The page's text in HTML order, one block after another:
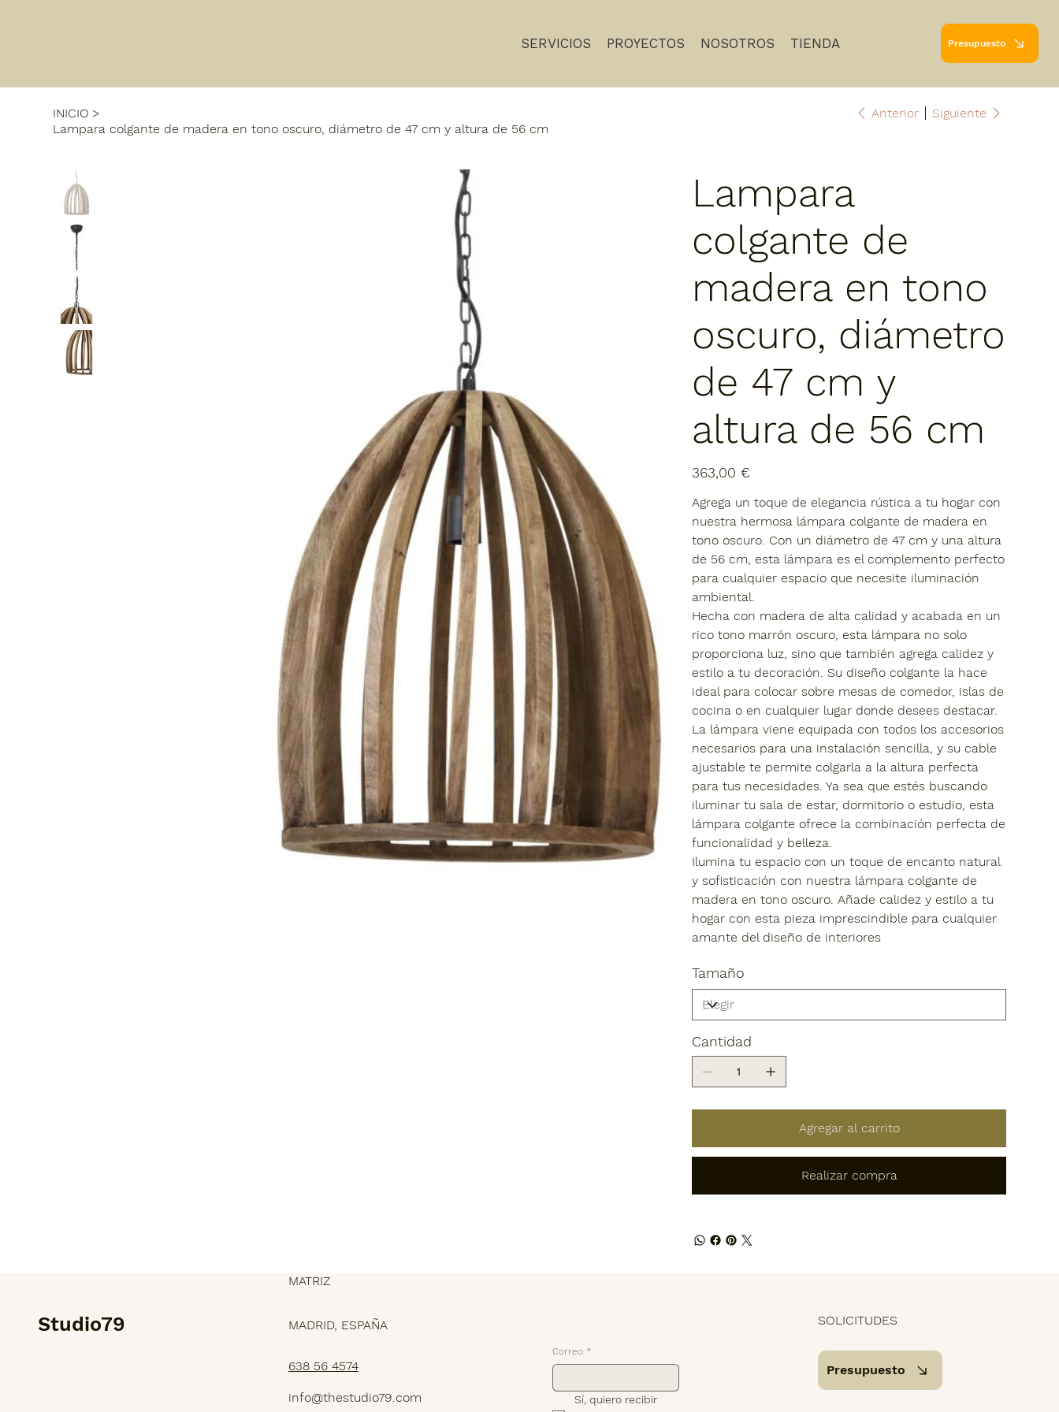
SERVICIOS PROYECTOS NOSOTROS TIENDA Presupuesto
INICIO >
Lampara colgante de madera en tono oscuro, diámetro de 47 cm y altura de 56 cm
Anterior Siguiente
Lampara
colgante de
madera en tono
oscuro, diámetro
de 47 cm y
altura de 56 cm
363,00 €
Agrega un toque de elegancia rústica a tu hogar con
nuestra hermosa lámpara colgante de madera en
tono oscuro. Con un diámetro de 47 cm y una altura
de 56 cm, esta lámpara es el complemento perfecto
para cualquier espacio que necesite iluminación
ambiental.
Hecha con madera de alta calidad y acabada en un
rico tono marrón oscuro, esta lámpara no solo
proporciona luz, sino que también agrega calidez y
estilo a tu decoración. Su diseño colgante la hace
ideal para colocar sobre mesas de comedor, islas de
cocina o en cualquier lugar donde desees destacar.
La lámpara viene equipada con todos los accesorios
necesarios para una instalación sencilla, y su cable
ajustable te permite colgarla a la altura perfecta
para tus necesidades. Ya sea que estés buscando
iluminar tu sala de estar, dormitorio o estudio, esta
lámpara colgante ofrece la combinación perfecta de
funcionalidad y belleza.
Ilumina tu espacio con un toque de encanto natural
y sofisticación con nuestra lámpara colgante de
madera en tono oscuro. Añade calidez y estilo a tu
hogar con esta pieza imprescindible para cualquier
amante del diseño de interiores
Tamaño
Cantidad
Agregar al carrito
Realizar compra
Studio79
MATRIZ
MADRID, ESPAÑA
638 56 4574
info@thestudio79.com
Correo *
Sí, quiero recibir
SOLICITUDES
Presupuesto